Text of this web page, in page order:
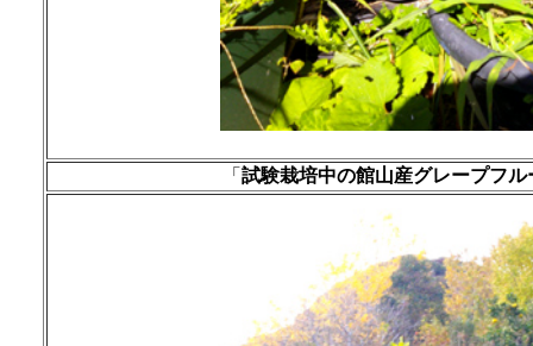
「 試験栽培中の館山産グレープフ